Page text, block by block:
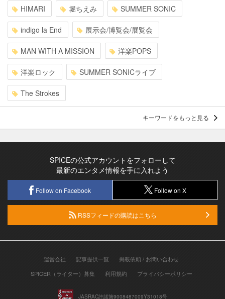
HIMARI 堀ちえみ SUMMER SONIC
indigo la End 展示会/博覧会/展覧会
MAN WITH A MISSION 洋楽POPS
洋楽ロック SUMMER SONICライブ
The Strokes
キーワードをもっと見る
SPICEの公式アカウントをフォローして
最新のエンタメ情報を手に入れよう
Follow on Facebook Follow on X
RSSフィードの購読はこちら
運営会社 記事提供一覧
掲載依頼 / お問い合わせ
SPICER（ライター）募集
利用規約 プライバシーポリシー
JASRAC許諾第9008487009Y31018号